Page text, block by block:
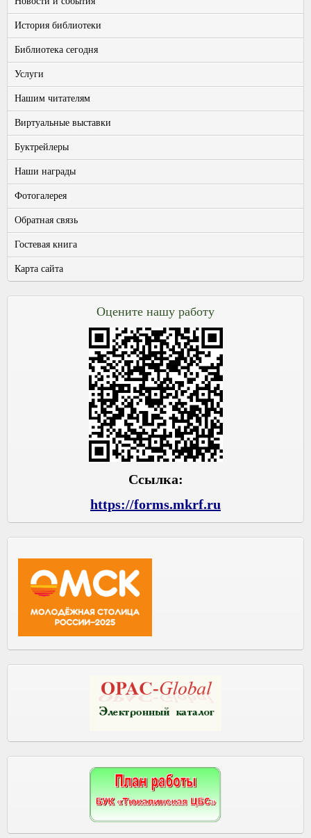
История библиотеки
Библиотека сегодня
Услуги
Нашим читателям
Виртуальные выставки
Буктрейлеры
Наши награды
Фотогалерея
Обратная связь
Гостевая книга
Карта сайта
Оцените нашу работу
Ссылка:
https://forms.mkrf.ru